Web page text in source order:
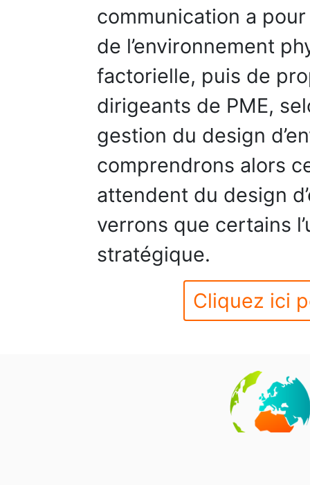
communication a
de l’environnement
factorielle, puis de
dirigeants de PME,
gestion du design
comprendrons alors
attendent du design
verrons que certains
stratégique.
Cliquez ici